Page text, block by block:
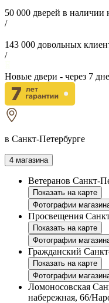
50 000 дверей в наличии
/
143 000 довольных
/
Новые двери - через 7
в Санкт-Петербурге
4 магазина
Ветеранов Санкт-
Показать на карте
Фотографии
Просвещения
Показать на карте
Фотографии
Гражданский
Показать на карте
Фотографии
Ломоносовская
набережная, 66/